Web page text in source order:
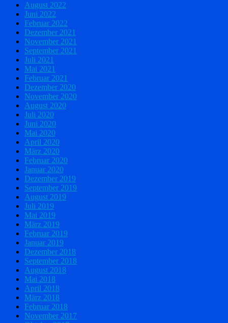
August 2022
Juni 2022
Februar 2022
Dezember 2021
November 2021
September 2021
Juli 2021
Mai 2021
Februar 2021
Dezember 2020
November 2020
August 2020
Juli 2020
Juni 2020
Mai 2020
April 2020
März 2020
Februar 2020
Januar 2020
Dezember 2019
September 2019
August 2019
Juli 2019
Mai 2019
März 2019
Februar 2019
Januar 2019
Dezember 2018
September 2018
August 2018
Mai 2018
April 2018
März 2018
Februar 2018
November 2017